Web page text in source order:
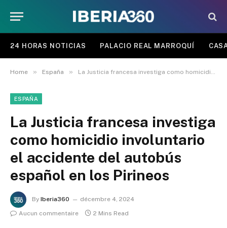
24 HORAS NOTICIAS PALACIO REAL MARROQUÍ
Home » España » La Justicia francesa investiga como homicidio involuntario el accidente del autobús español en los Pirineos
ESPAÑA
La Justicia francesa investiga
como homicidio involuntario
el accidente del autobús
español en los Pirineos
By Iberia360
décembre 4, 2024
Aucun commentaire
2 Mins Read